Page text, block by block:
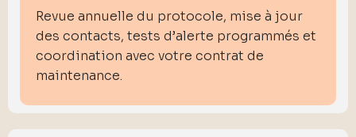
Revue annuelle du protocole, mise à jour
des contacts, tests d’alerte programmés et
coordination avec votre contrat de
maintenance.